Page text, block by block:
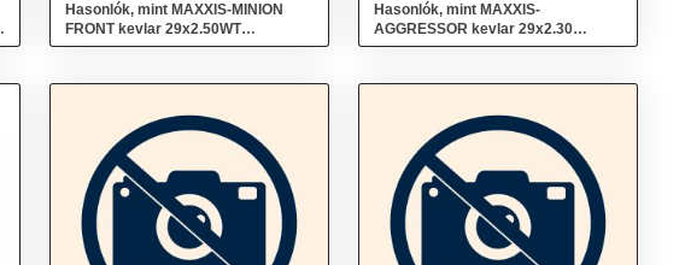
Hasonlók, mint MAXXIS-MINION
FRONT kevlar 29x2.50WT
3CT/EXO+/TR Fekete
Hasonlók, mint MAXXIS-
AGGRESSOR kevlar 29x2.30
EXO/TR Fekete